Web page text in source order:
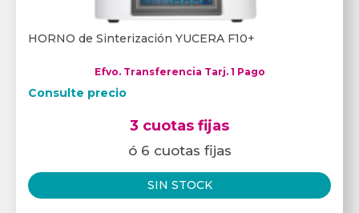
HORNO de Sinterización YUCERA F10+
Efvo. Transferencia Tarj. 1 Pago
Consulte precio
3 cuotas fijas
ó 6 cuotas fijas
SIN STOCK